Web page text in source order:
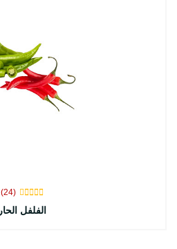
(24)
الفلفل الحار